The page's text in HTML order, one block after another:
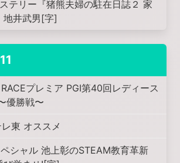
テリー『猪熊夫婦の駐在日誌２ 家
地井武男[字]
プレミア PGI第40回レディース
優勝戦〜
レ東 オススメ
シャル 池上彰のSTEAM教育革新